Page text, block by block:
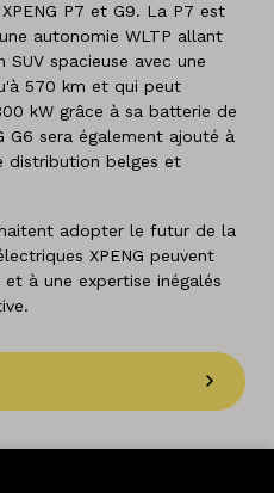
P7 et G9. La P7 est
autonomie WLTP allant
spacieuse avec une
570 km et qui peut
kW grâce à sa batterie de
G6 sera également ajouté à
distribution belges et
adopter le futur de la
XPENG peuvent
à une expertise inégalés